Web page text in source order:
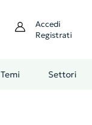
Accedi
Registrati
Temi Settori